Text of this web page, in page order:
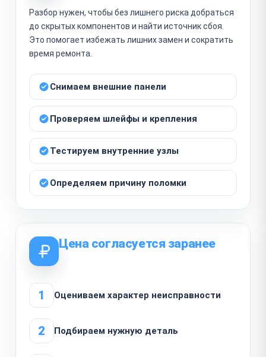
Разбор нужен, чтобы без лишнего риска добраться
до скрытых компонентов и найти источник сбоя.
Это помогает избежать лишних замен и сократить
время ремонта.
Снимаем внешние панели
Проверяем шлейфы и крепления
Тестируем внутренние узлы
Определяем причину поломки
Цена согласуется заранее
1 Оцениваем характер неисправности
2 Подбираем нужную деталь